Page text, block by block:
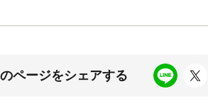
ページをシェアする